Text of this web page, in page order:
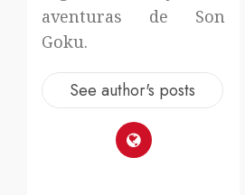
aventuras de Son
Goku.
See author's posts